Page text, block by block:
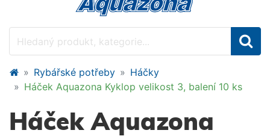
Rybářské potřeby
Háčky
Háček Aquazona Kyklop velikost 3, balení 10 ks
Háček Aquazona